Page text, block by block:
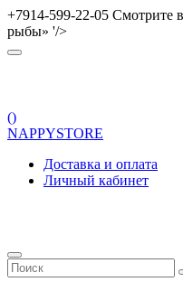
+7914-599-22-05 Смотрите
рыбы» '/>
()
NAPPYSTORE
Доставка и оплата
Личный кабинет